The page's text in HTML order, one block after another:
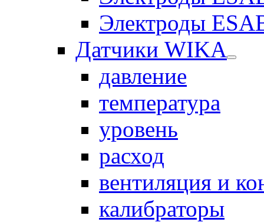
Электроды
Датчики WIKA
давление
температура
уровень
расход
вентиляция и
калибраторы